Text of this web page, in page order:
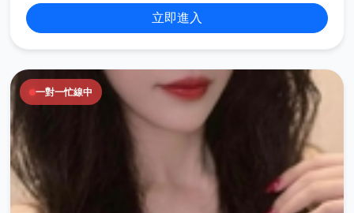
立即進入
一對一忙線中